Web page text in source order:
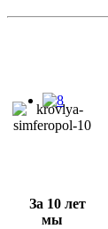
За 10 лет
мы